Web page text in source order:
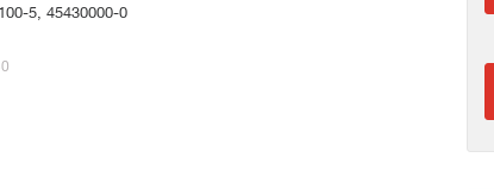
5, 45430000-0